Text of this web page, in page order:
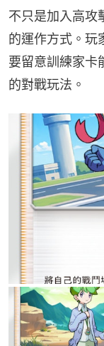
不只是加入高攻
的運作方式。玩
要留意訓練家卡
的對戰玩法。